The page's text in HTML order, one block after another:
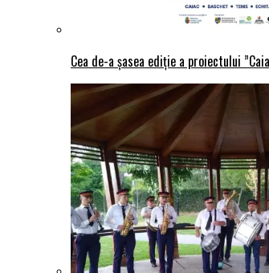
Cea de-a șasea ediție a proiectului